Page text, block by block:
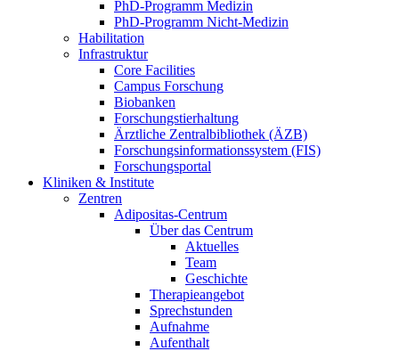
PhD-Programm Medizin
PhD-Programm Nicht-Medizin
Habilitation
Infrastruktur
Core Facilities
Campus Forschung
Biobanken
Forschungstierhaltung
Ärztliche Zentralbibliothek (ÄZB)
Forschungsinformationssystem (FIS)
Forschungsportal
Kliniken & Institute
Zentren
Adipositas-Centrum
Über das Centrum
Aktuelles
Team
Geschichte
Therapieangebot
Sprechstunden
Aufnahme
Aufenthalt